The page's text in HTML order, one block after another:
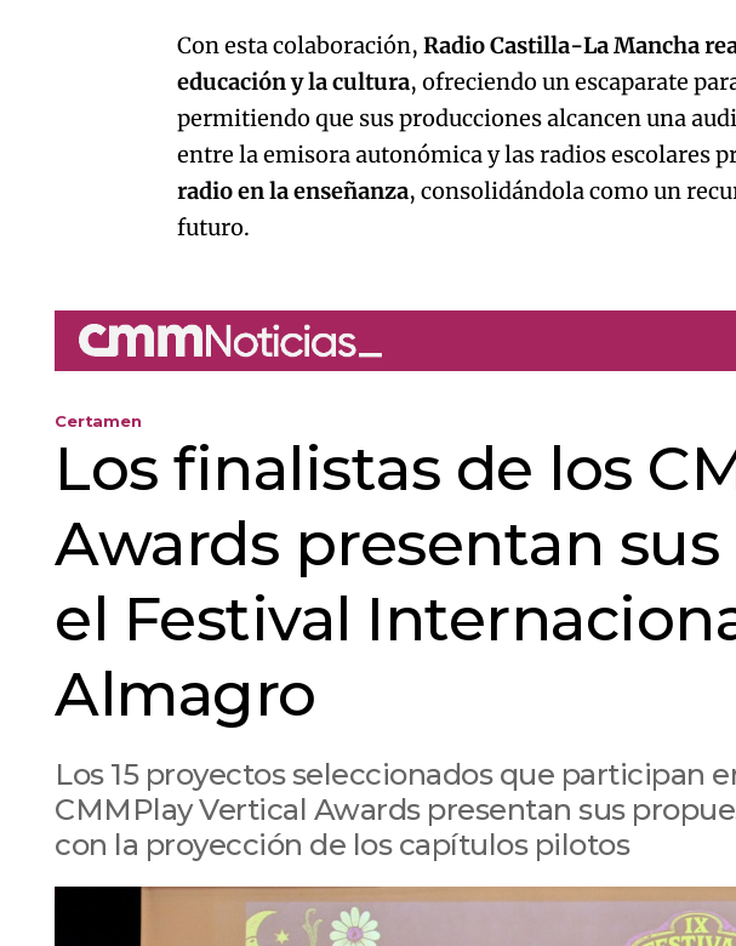
Con esta colaboración,Radio Castilla-La Mancha
educación y la cultura, ofreciendo un escaparate
permitiendo que sus producciones alcancen una
entre la emisora autonómica y las radios escolares
radio en la enseñanza, consolidándola como un
futuro.
Certamen
Los finalistas de los
Awards presentan
el Festival
Almagro
Los 15 proyectos seleccionados que participan
CMMPlay Vertical Awards presentan sus
con la proyección de los capítulos pilotos